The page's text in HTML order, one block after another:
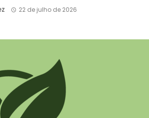
22 de julho de 2026